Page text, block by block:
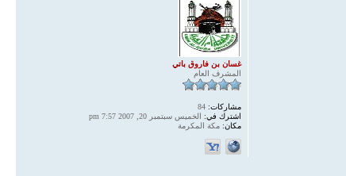
غسان بن فاروق باتي
المشرف العام
مشاركات:
اشترك في: الخميس سبتمبر 20, 2007 7:57 pm
مكان: مكة المكرمة